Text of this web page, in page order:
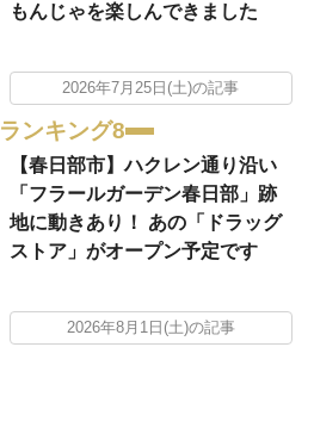
もんじゃを楽しんできました
2026年7月25日(土)の記事
ランキング8
【春日部市】ハクレン通り沿い
「フラールガーデン春日部」跡
地に動きあり！ あの「ドラッグ
ストア」がオープン予定です
2026年8月1日(土)の記事